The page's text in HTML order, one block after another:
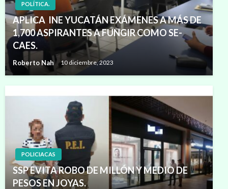
POLÍTICA.
APLICA INE YUCATÁN EXÁMENES A MÁS DE
1,700 ASPIRANTES A FUNGIR COMO SE-
CAES.
Roberto Nah 10 diciembre, 2023
POLICIACAS
SSP EVITA ROBO DE MILLÓN Y MEDIO DE
PESOS EN JOYAS.